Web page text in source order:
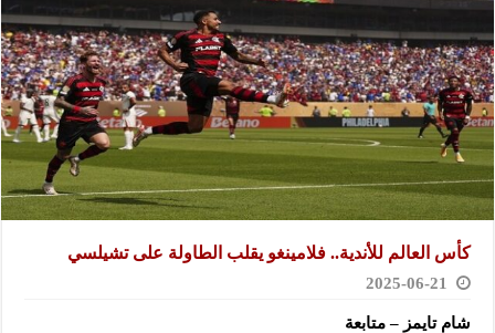
كأس العالم للأندية.. فلامينغو يقلب الطاولة على تشيلسي
2025-06-21
شام تايمز – متابعة